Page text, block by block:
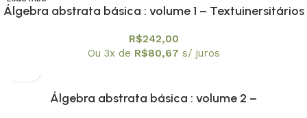
Álgebra abstrata básica : volume 1 – Textuinersitários
R$242,00
Ou 3x de R$80,67 s/ juros
Álgebra abstrata básica : volume 2 –